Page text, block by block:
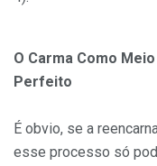
O Carma Como
Perfeito
É obvio, se a
esse processo só